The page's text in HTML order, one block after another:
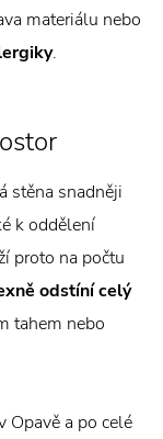
materiálu nebo
.
stěna snadněji
k oddělení
proto na počtu
odstíní celý
tahem nebo
Opavě a po celé